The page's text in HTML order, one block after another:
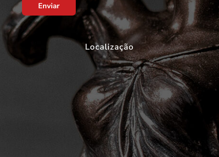
Enviar
Localização